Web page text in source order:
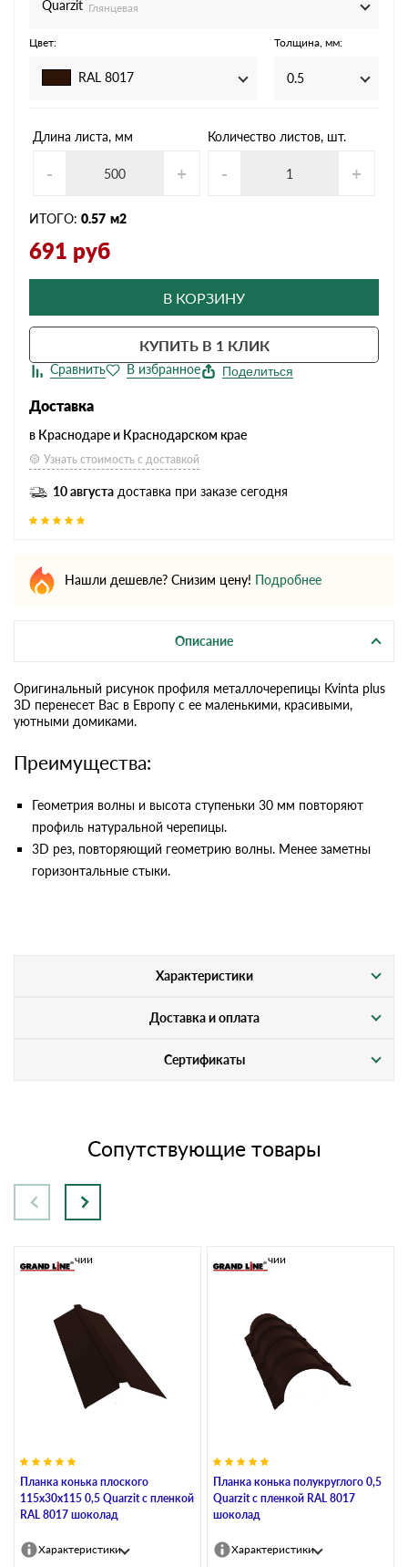
Quarzit Глянцевая
Цвет:
RAL 8017
Толщина, мм:
0.5
Длина листа, мм
- +
Количество листов, шт.
- +
ИТОГО: 0.57 м2
691 руб
В КОРЗИНУ
КУПИТЬ В 1 КЛИК
Поделиться
Доставка
в Краснодаре и Краснодарском крае
Узнать стоимость с доставкой
10 августа доставка при заказе сегодня
Нашли дешевле? Снизим цену! Подробнее
Описание
Оригинальный рисунок профиля металлочерепицы Kvinta plus
3D перенесет Вас в Европу с ее маленькими, красивыми,
уютными домиками.
Преимущества:
Геометрия волны и высота ступеньки 30 мм повторяют
профиль натуральной черепицы.
3D рез, повторяющий геометрию волны. Менее заметны
горизонтальные стыки.
Характеристики
Доставка и оплата
Сертификаты
Сопутствующие товары
Планка конька плоского
115х30х115 0,5 Quarzit с пленкой
RAL 8017 шоколад
В наличии
Характеристики
Планка конька полукруглого 0,5
Quarzit с пленкой RAL 8017
шоколад
В наличии
Характеристики